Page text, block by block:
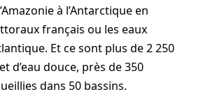
à l’Antarctique en
français ou les eaux
Et ce sont plus de 2 250
d’eau douce, près de 350
dans 50 bassins.